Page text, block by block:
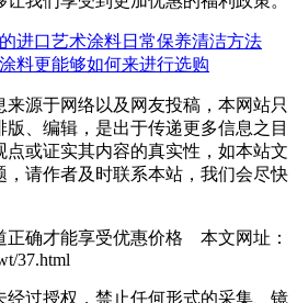
进口艺术涂料日常保养清洁方法
料更能够如何来进行选购
源于网络以及网友投稿，本网站只
、编辑，是出于传递更多信息之目
点或证实其内容的真实性，如本站文
，请作者及时联系本站，我们会尽快
正确才能享受优惠价格 本文网址：
37.html
经过授权，禁止任何形式的采集、镜